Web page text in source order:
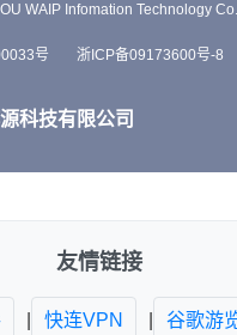
WAIP Infomation Technology
号
浙ICP备09173600号-8
科技有限公司
友情链接
快连VPN 谷歌游